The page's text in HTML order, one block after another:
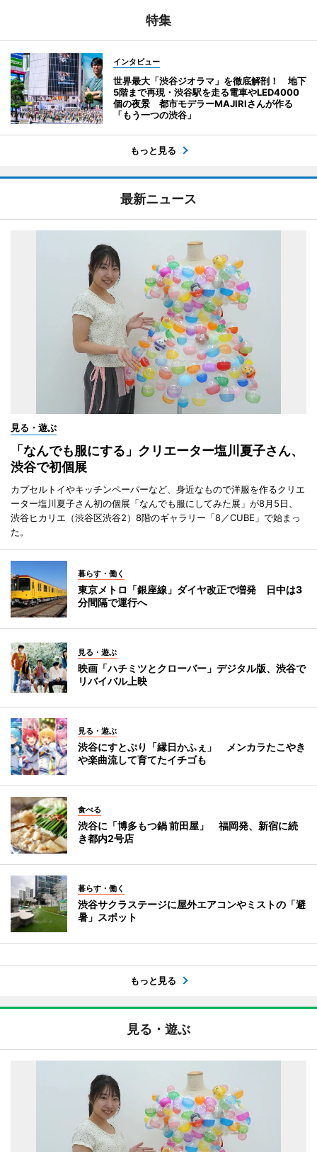
特集
インタビュー
世界最大「渋谷ジオラマ」を徹底解剖！ 地下
5階まで再現・渋谷駅を走る電車やLED4000
個の夜景 都市モデラーMAJIRIさんが作る
「もう一つの渋谷」
もっと見る
最新ニュース
見る・遊ぶ
「なんでも服にする」クリエーター塩川夏子さん、
渋谷で初個展
カプセルトイやキッチンペーパーなど、身近なもので洋服を作るクリエ
ーター塩川夏子さん初の個展「なんでも服にしてみた展」が8月5日、
渋谷ヒカリエ（渋谷区渋谷2）8階のギャラリー「8／CUBE」で始まっ
た。
暮らす・働く
東京メトロ「銀座線」ダイヤ改正で増発 日中は3
分間隔で運行へ
見る・遊ぶ
映画「ハチミツとクローバー」デジタル版、渋谷で
リバイバル上映
見る・遊ぶ
渋谷にすとぷり「縁日かふぇ」 メンカラたこやき
や楽曲流して育てたイチゴも
食べる
渋谷に「博多もつ鍋 前田屋」 福岡発、新宿に続
き都内2号店
暮らす・働く
渋谷サクラステージに屋外エアコンやミストの「避
暑」スポット
もっと見る
見る・遊ぶ